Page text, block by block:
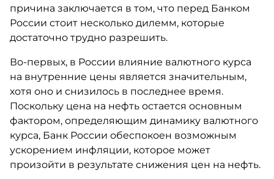
причина заключается в том, что перед Банком
России стоит несколько дилемм, которые
достаточно трудно разрешить.
Во-первых, в России влияние валютного курса
на внутренние цены является значительным,
хотя оно и снизилось в последнее время.
Поскольку цена на нефть остается основным
фактором, определяющим динамику валютного
курса, Банк России обеспокоен возможным
ускорением инфляции, которое может
произойти в результате снижения цен на нефть.